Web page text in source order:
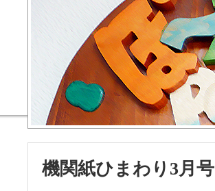
機関紙ひまわり3月号